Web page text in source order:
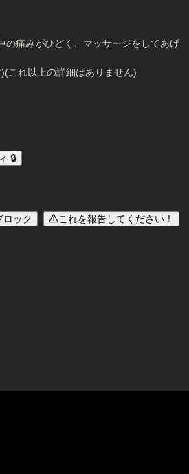
エイター
の痛みがひどく、マッサージをしてあげ
これ以上の詳細はありません)
🔒
ロック これを報告してください！